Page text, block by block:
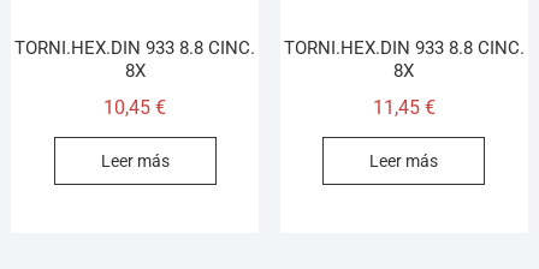
TORNI.HEX.DIN 933 8.8 CINC.
8X
10,45€
Leer más
TORNI.HEX.DIN 933 8.8 CINC.
8X
11,45 €
Leer más